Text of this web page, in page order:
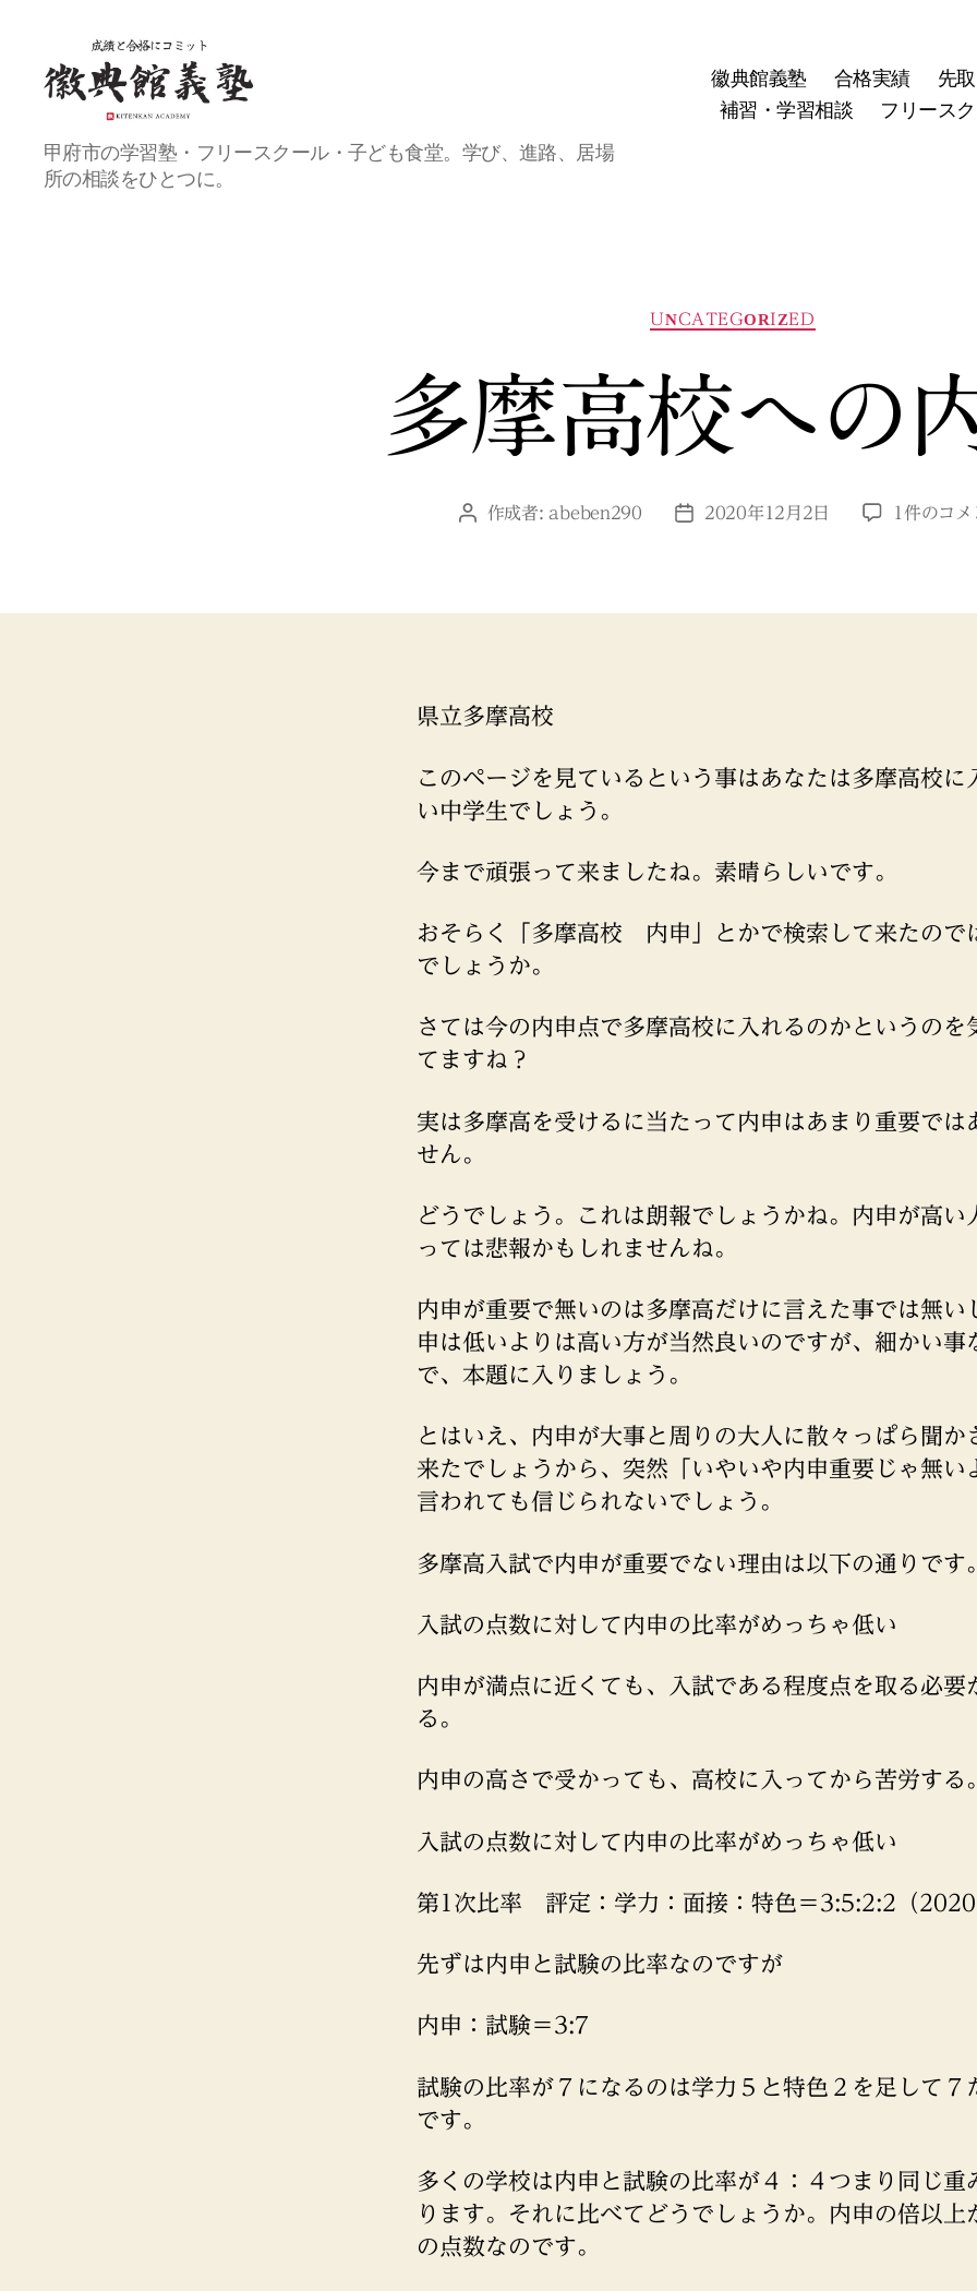
甲
府
の
塾
甲府市の学習塾・フリースクール・子ども食堂。学び、進路、居場
所の相談をひとつに。
徽典館義塾 合格実績 先
補習・学習相談
フリース
カ
テ
ー
UNCATEGORIZED
多摩高校への
投
作成者:abeben290
投
2020年12月2日
多
へ
1件のコメ
県立多摩高校
このページを見ているという事はあなたは多摩高校に
い中学生でしょう。
今まで頑張って来ましたね。素晴らしいです。
おそらく「多摩高校 内申」とかで検索して来たので
でしょうか。
さては今の内申点で多摩高校に入れるのかというのを
てますね？
実は多摩高を受けるに当たって内申はあまり重要では
せん。
どうでしょう。これは朗報でしょうかね。内申が高い
っては悲報かもしれませんね。
内申が重要で無いのは多摩高だけに言えた事では無い
申は低いよりは高い方が当然良いのですが、細かい事
で、本題に入りましょう。
とはいえ、内申が大事と周りの大人に散々っぱら聞か
来たでしょうから、突然「いやいや内申重要じゃ無い
言われても信じられないでしょう。
多摩高入試で内申が重要でない理由は以下の通りです。
入試の点数に対して内申の比率がめっちゃ低い
内申が満点に近くても、入試である程度点を取る必要
る。
内申の高さで受かっても、高校に入ってから苦労する。
入試の点数に対して内申の比率がめっちゃ低い
第1次比率 評定：学力：面接：特色＝3:5:2:2（2020
先ずは内申と試験の比率なのですが
内申：試験＝3:7
試験の比率が７になるのは学力５と特色２を足して７
です。
多くの学校は内申と試験の比率が４：４つまり同じ重
ります。それに比べてどうでしょうか。内申の倍以上
の点数なのです。